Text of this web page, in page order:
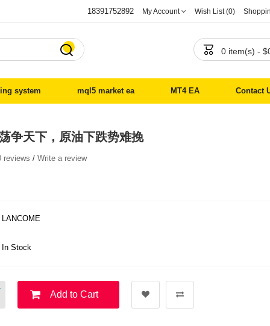
18391752892 My Account Wish List (0)
  0 item(s) -
system mql5 market ea MT4 EA Contact
争天下，原油下跌势难挽
reviews / Write a review
LANCOME
In Stock
Add to Cart